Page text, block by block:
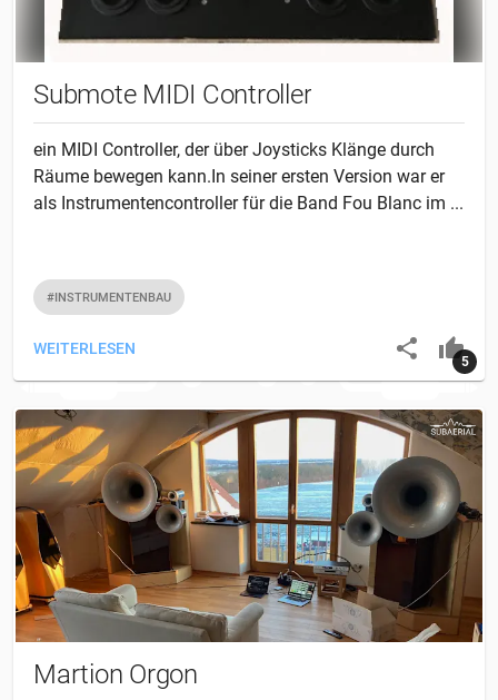
Submote MIDI Controller
ein MIDI Controller, der über Joysticks Klänge durch
Räume bewegen kann.In seiner ersten Version war er
als Instrumentencontroller für die Band Fou Blanc im ...
#INSTRUMENTENBAU
WEITERLESEN
5
Martion Orgon